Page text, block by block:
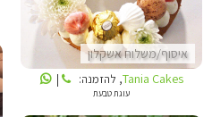
איסוף/משלוח אשקלון
Tania Cakes, להזמנה: |
עוגת טבעת